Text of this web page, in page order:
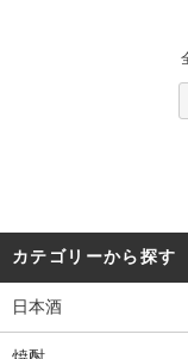
カテゴリーから探す
日本酒